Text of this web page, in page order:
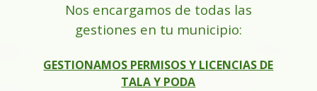
Nos encargamos de todas las
gestiones en tu municipio:
GESTIONAMOS PERMISOS Y LICENCIAS DE
TALA Y PODA